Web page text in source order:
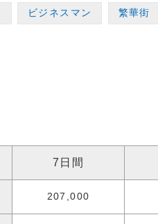
ビジネスマン 繁華街
7日間
207,000